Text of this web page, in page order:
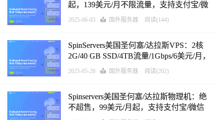
起，139美元/月不限流量，支持支付宝/微
信支付/Paypal
2025-06-03 国外服务器 阅读(144)
SpinServers美国圣何塞/达拉斯VPS：2核
2G/40 GB SSD/4TB流量/1Gbps/6美元/月，
支持支付宝/微信/Paypal，可选Windows系
2025-05-20 国外服务器 阅读(202)
Spinservers美国圣何塞/达拉斯物理机：绝
不超售，99美元/月起，支持支付宝/微信
支付/Paypal